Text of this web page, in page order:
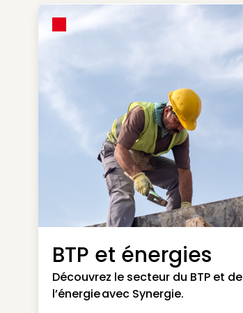
BTP et énergies
Découvrez le secteur du BTP et de
l’énergie avec Synergie.